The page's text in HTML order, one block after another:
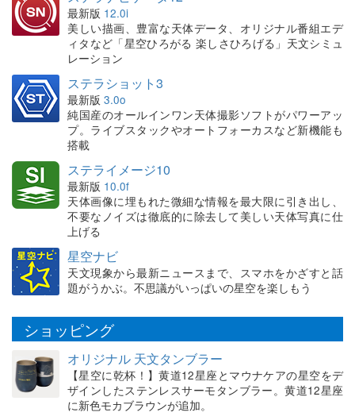
最新版 12.0i
美しい描画、豊富な天体データ、オリジナル番組エデ
ィタなど「星空ひろがる 楽しさひろげる」天文シミュ
レーション
ステラショット3
最新版 3.0o
純国産のオールインワン天体撮影ソフトがパワーアッ
プ。ライブスタックやオートフォーカスなど新機能も
搭載
ステライメージ10
最新版 10.0f
天体画像に埋もれた微細な情報を最大限に引き出し、
不要なノイズは徹底的に除去して美しい天体写真に仕
上げる
星空ナビ
天文現象から最新ニュースまで、スマホをかざすと話
題がうかぶ。不思議がいっぱいの星空を楽しもう
ショッピング
オリジナル 天文タンブラー
【星空に乾杯！】黄道12星座とマウナケアの星空をデ
ザインしたステンレスサーモタンブラー。黄道12星座
に新色モカブラウンが追加。